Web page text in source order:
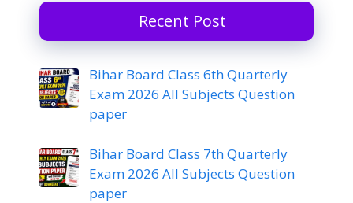
Recent Post
Bihar Board Class 6th Quarterly
Exam 2026 All Subjects Question
paper
Bihar Board Class 7th Quarterly
Exam 2026 All Subjects Question
paper